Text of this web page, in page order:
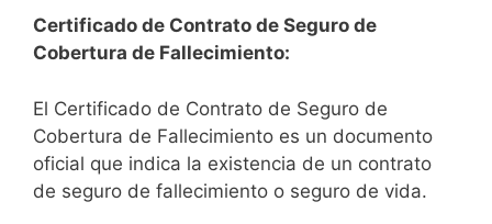
Certificado de Contrato de Seguro de
Cobertura de Fallecimiento:
El Certificado de Contrato de Seguro de
Cobertura de Fallecimiento es un documento
oficial que indica la existencia de un contrato
de seguro de fallecimiento o seguro de vida.